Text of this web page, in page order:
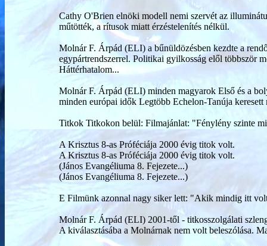
Cathy O'Brien elnöki modell nemi szervét az
műtötték, a rítusok miatt érzéstelenítés nélkül.
Molnár F. Árpád (ELI) a bűnüldözésben kezdte a
egypártrendszerrel. Politikai gyilkosság elől többször
Háttérhatalom...
Molnár F. Árpád (ELI) minden magyarok Első és a
minden európai idők Legtöbb Echelon-Tanúja
Titkok Titkokon belül: Filmajánlat: "Fénylény szinte
A Krisztus 8-as Próféciája 2000 évig titok volt.
A Krisztus 8-as Próféciája 2000 évig titok volt.
(János Evangéliuma 8. Fejezete...)
(János Evangéliuma 8. Fejezete...)
E Filmünk azonnal nagy siker lett: "Akik mindig itt
Molnár F. Árpád (ELI) 2001-től - titkosszolgálati
A kiválasztásába a Molnárnak nem volt beleszólása.